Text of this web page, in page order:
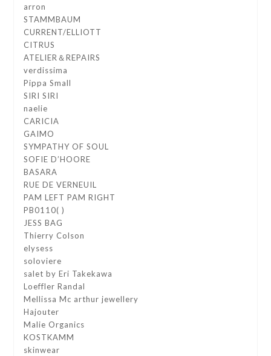
arron
STAMMBAUM
CURRENT/ELLIOTT
CITRUS
ATELIER＆REPAIRS
verdissima
Pippa Small
SIRI SIRI
naelie
CARICIA
GAIMO
SYMPATHY OF SOUL
SOFIE D’HOORE
BASARA
RUE DE VERNEUIL
PAM LEFT PAM RIGHT
PB0110( )
JESS BAG
Thierry Colson
elysess
soloviere
salet by Eri Takekawa
Loeffler Randal
Mellissa Mc arthur jewellery
Hajouter
Malie Organics
KOSTKAMM
skinwear